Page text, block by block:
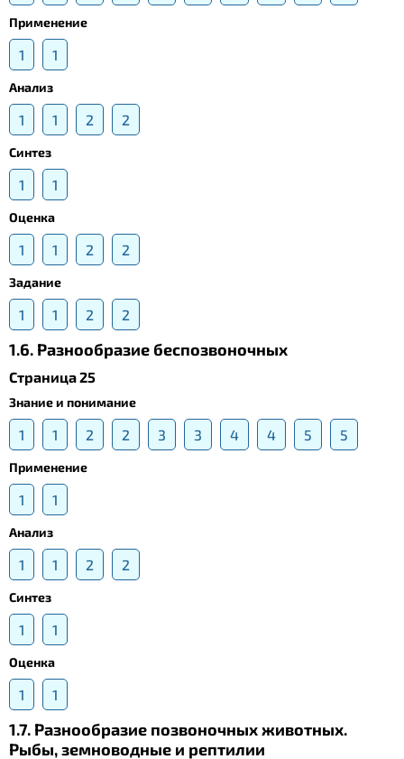
Применение
1 1
Анализ
1 1 2 2
Синтез
1 1
Оценка
1 1 2 2
Задание
1 1 2 2
1.6. Разнообразие беспозвоночных
Страница 25
Знание и понимание
1 1 2 2 3 3 4 4 5 5
Применение
1 1
Анализ
1 1 2 2
Синтез
1 1
Оценка
1 1
1.7. Разнообразие позвоночных животных.
Рыбы, земноводные и рептилии